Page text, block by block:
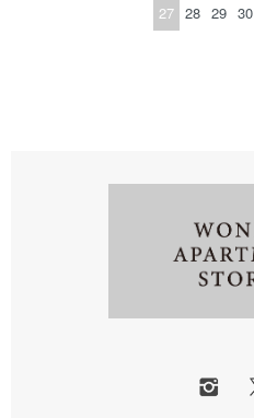
27 28 29 30